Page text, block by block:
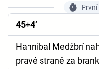
První
45+4’
Hannibal Medžbrí
pravé straně za